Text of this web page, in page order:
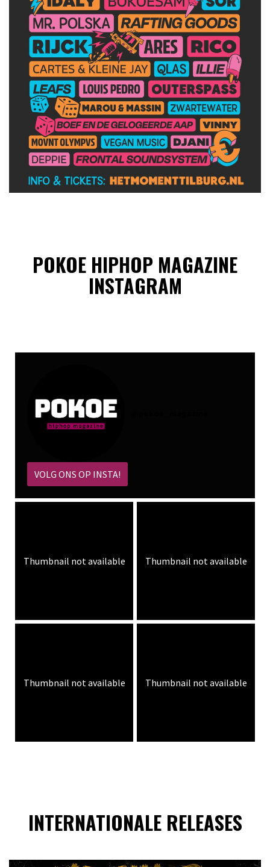
POKOE HIPHOP MAGAZINE
INSTAGRAM
VOLG ONS OP INSTA!
Thumbnail not available Thumbnail not available
Thumbnail not available Thumbnail not available
INTERNATIONALE RELEASES